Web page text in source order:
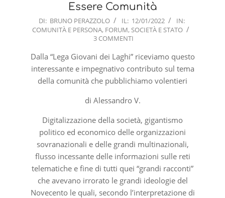
Essere Comunità
2022-
01-
DI: BRUNO PERAZZOLO IL: 12/01/2022
IN:
COMUNITÀ E PERSONA, FORUM, SOCIETÀ E STATO
3 COMMENTI
Dalla “Lega Giovani dei Laghi” riceviamo questo
interessante e impegnativo contributo sul tema
della comunità che pubblichiamo volentieri
di Alessandro V.
Digitalizzazione della società, gigantismo
politico ed economico delle organizzazioni
sovranazionali e delle grandi multinazionali,
flusso incessante delle informazioni sulle reti
telematiche e fine di tutti quei “grandi racconti”
che avevano irrorato le grandi ideologie del
Novecento le quali, secondo l’interpretazione di